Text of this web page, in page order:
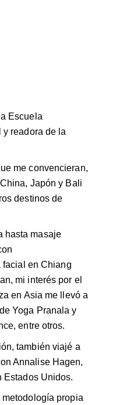
Escuela
y readora de la
me convencieran,
Japón y Bali
destinos de
hasta masaje
facial en Chiang
mi interés por el
en Asia me llevó a
Yoga Pranala y
entre otros.
también viajé a
Annalise Hagen,
Estados Unidos.
propia